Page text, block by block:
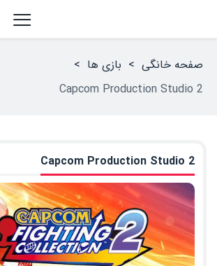
صفحه خانگی > بازی ها >
Capcom Production Studio 2
Capcom Production Studio 2